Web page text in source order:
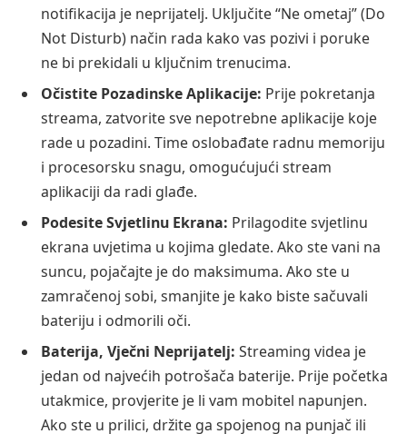
notifikacija je neprijatelj. Uključite “Ne ometaj” (Do
Not Disturb) način rada kako vas pozivi i poruke
ne bi prekidali u ključnim trenucima.
Očistite Pozadinske Aplikacije: Prije pokretanja
streama, zatvorite sve nepotrebne aplikacije koje
rade u pozadini. Time oslobađate radnu memoriju
i procesorsku snagu, omogućujući stream
aplikaciji da radi glađe.
Podesite Svjetlinu Ekrana: Prilagodite svjetlinu
ekrana uvjetima u kojima gledate. Ako ste vani na
suncu, pojačajte je do maksimuma. Ako ste u
zamračenoj sobi, smanjite je kako biste sačuvali
bateriju i odmorili oči.
Baterija, Vječni Neprijatelj: Streaming videa je
jedan od najvećih potrošača baterije. Prije početka
utakmice, provjerite je li vam mobitel napunjen.
Ako ste u prilici, držite ga spojenog na punjač ili